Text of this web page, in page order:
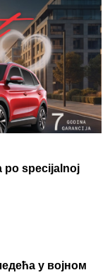
po specijalnoj
у војном